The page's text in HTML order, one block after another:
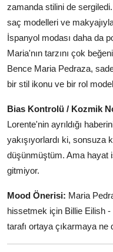
zamanda stilini de
saç modelleri ve
İspanyol modası daha da
Maria'nın tarzını çok
Bence Maria Pedraza,
bir stil ikonu ve bir rol
Bias Kontrolü / Kozmik
Lorente'nin ayrıldığı
yakışıyorlardı ki, sonsuza
düşünmüştüm. Ama hayat
gitmiyor.
Mood Önerisi: Maria
hissetmek için Billie Eilish
tarafı ortaya çıkarmaya ne